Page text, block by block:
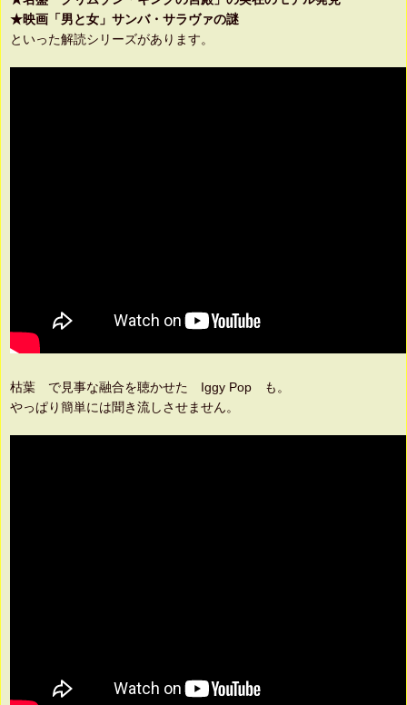
★映画「男と女」サンバ・サラヴァの謎
といった解読シリーズがあります。
枯葉 で見事な融合を聴かせた Iggy Pop も。
やっぱり簡単には聞き流しさせません。